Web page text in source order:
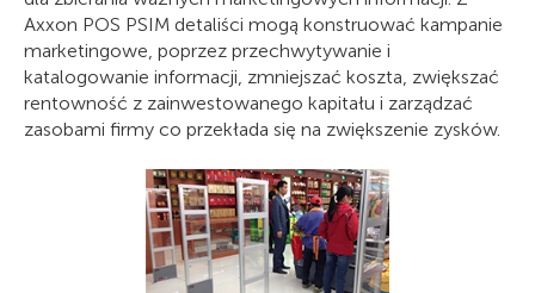
Axxon POS PSIM detaliści mogą konstruować kampanie
marketingowe, poprzez przechwytywanie i
katalogowanie informacji, zmniejszać koszta, zwiększać
rentowność z zainwestowanego kapitału i zarządzać
zasobami firmy co przekłada się na zwiększenie zysków.